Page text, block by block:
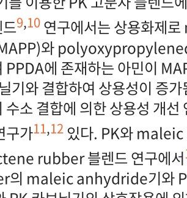
9,10연구에서는 상용화제
와
PPDA에 존재하는 아민이
기와 결합하여 상용성이 증
수소 결합에 의한 상용성 개
구가11,12있다. PK와
rubber 블렌드 연구에서
의 maleic anhydride기와